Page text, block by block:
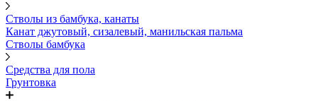
Стволы из бамбука, канаты
Канат джутовый, сизалевый, манильская пальма
Стволы бамбука
Средства для пола
Грунтовка